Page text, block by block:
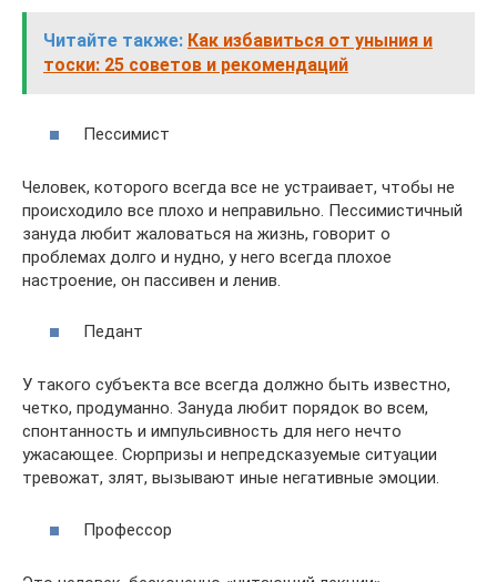
Читайте также: Как избавиться от уныния и
тоски: 25 советов и рекомендаций
Пессимист
Человек, которого всегда все не устраивает, чтобы не
происходило все плохо и неправильно. Пессимистичный
зануда любит жаловаться на жизнь, говорит о
проблемах долго и нудно, у него всегда плохое
настроение, он пассивен и ленив.
Педант
У такого субъекта все всегда должно быть известно,
четко, продуманно. Зануда любит порядок во всем,
спонтанность и импульсивность для него нечто
ужасающее. Сюрпризы и непредсказуемые ситуации
тревожат, злят, вызывают иные негативные эмоции.
Профессор